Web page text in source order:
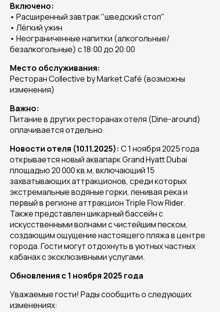
Включено:
• Расширенный завтрак "шведский стол"
• Лёгкий ужин
• Неограниченные напитки (алкогольные/
безалкогольные) с 18:00 до 20:00
Место обслуживания:
Ресторан Collective by Market Café (возможны
изменения)
Важно:
Питание в других ресторанах отеля (Dine-around)
оплачивается отдельно.
Новости отеля (10.11.2025): C 1 ноября 2025 года
открывается новый аквапарк Grand Hyatt Dubai
площадью 20 000 кв.м, включающий 15
захватывающих аттракционов, среди которых
экстремальные водяные горки, ленивая река и
первый в регионе аттракцион Triple Flow Rider.
Также представлен шикарный бассейн с
искусственными волнами с чистейшим песком,
создающим ощущение настоящего пляжа в центре
города. Гости могут отдохнуть в уютных частных
кабанах с эксклюзивными услугами.
Обновления с 1 ноября 2025 года
Уважаемые гости! Рады сообщить о следующих
изменениях: